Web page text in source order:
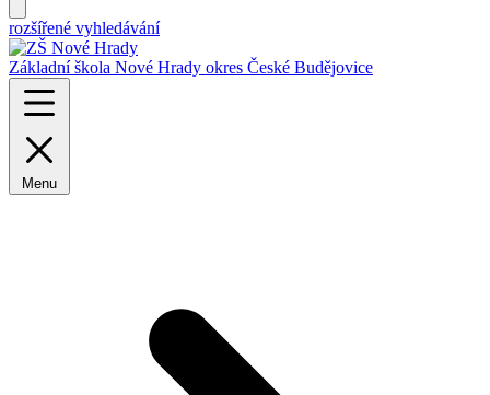
rozšířené vyhledávání
Základní škola Nové Hrady okres České Budějovice
Menu